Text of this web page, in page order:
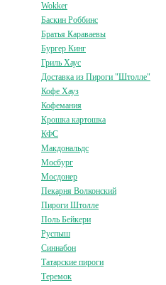
Wokker
Баскин Роббинс
Братья Караваевы
Бургер Кинг
Гриль Хаус
Доставка из Пироги "Штолле"
Кофе Хауз
Кофемания
Крошка картошка
КФС
Макдональдс
Мосбург
Мосдонер
Пекарня Волконский
Пироги Штолле
Поль Бейкери
Руспыш
Синнабон
Татарские пироги
Теремок